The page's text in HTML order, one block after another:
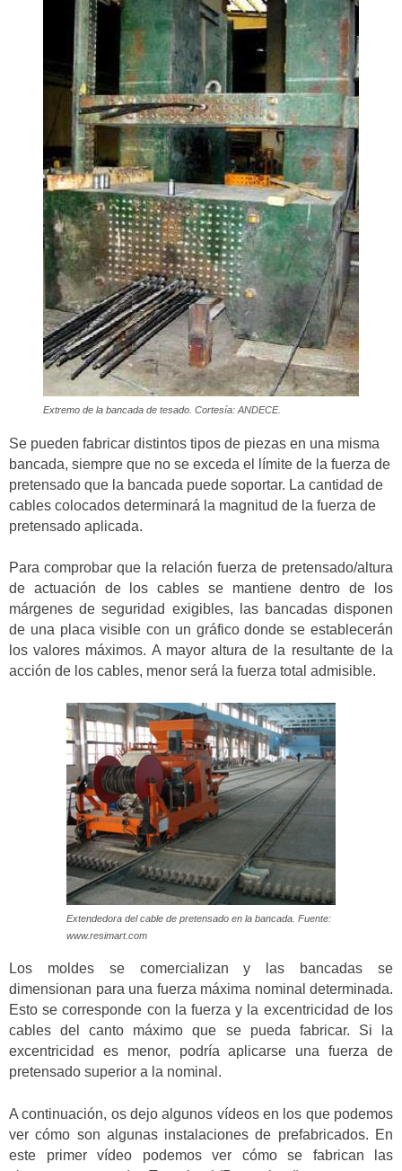
Extremo de la bancada de tesado. Cortesía: ANDECE.
Se pueden fabricar distintos tipos de piezas en una misma
bancada, siempre que no se exceda el límite de la fuerza de
pretensado que la bancada puede soportar. La cantidad de
cables colocados determinará la magnitud de la fuerza de
pretensado aplicada.
Para comprobar que la relación fuerza de pretensado/altura
de actuación de los cables se mantiene dentro de los
márgenes de seguridad exigibles, las bancadas disponen
de una placa visible con un gráfico donde se establecerán
los valores máximos. A mayor altura de la resultante de la
acción de los cables, menor será la fuerza total admisible.
Extendedora del cable de pretensado en la bancada. Fuente:
www.resimart.com
Los moldes se comercializan y las bancadas se
dimensionan para una fuerza máxima nominal determinada.
Esto se corresponde con la fuerza y la excentricidad de los
cables del canto máximo que se pueda fabricar. Si la
excentricidad es menor, podría aplicarse una fuerza de
pretensado superior a la nominal.
A continuación, os dejo algunos vídeos en los que podemos
ver cómo son algunas instalaciones de prefabricados. En
este primer vídeo podemos ver cómo se fabrican las